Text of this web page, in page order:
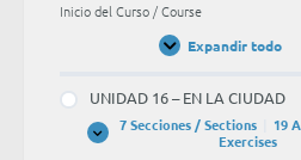
Inicio del Curso / Course
Expandir todo
Unidades
UNIDAD 16 – EN LA CIUDAD
Expandir
UNIDAD
7 Secciones / Sections
19
Exercises